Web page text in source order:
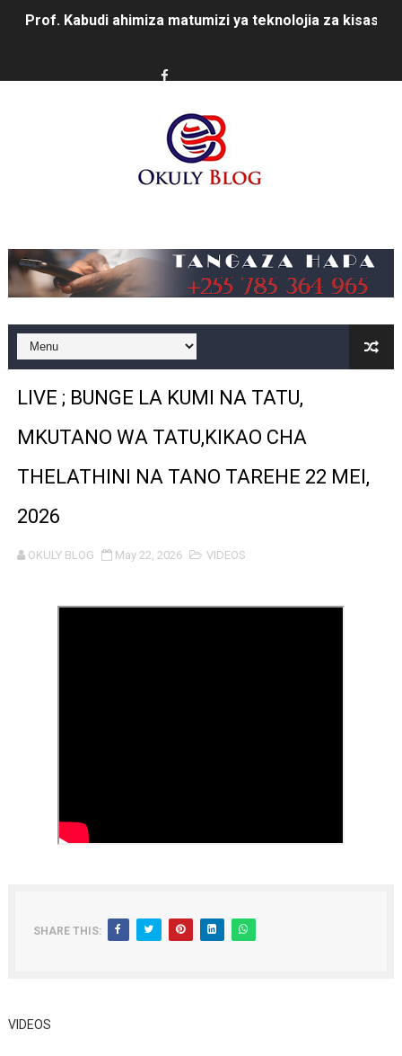
Prof. Kabudi ahimiza matumizi ya teknolojia za kisasa
WAZIRI SANGU AZITAKA PSSSF,NSSF,WCF NA OSHA
MTENDAJI MKUU WMA AHAMASISHA WANANCHI
RAIS SAMIA AIPONGEZA TADB KUWA MDHAMINI
REA YAPELEKA FURSA YA MKOPO NAFUU WA UJENZI
Msajili wa Hazina ateta na Rais wa Benki ya Biashara
WMA YAPONGEZWA KWA KUANZISHA KLABU ZA
TBS Yaendelea kutoa elimu ya uthibitishaji ubora wa
TACAIDS YASISITIZA KINGA DHIDI YA UKIMWI
TBS YASISITIZA UBORA WA BIDHAA KUWA CHACHU
LIVE ; BUNGE LA KUMI NA TATU,
MKUTANO WA TATU,KIKAO CHA
THELATHINI NA TANO TAREHE 22 MEI,
2026
OKULY BLOG May 22, 2026 VIDEOS
SHARE THIS:
VIDEOS